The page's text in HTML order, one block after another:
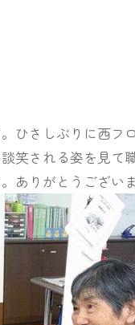
ひさしぶりに西フ
笑される姿を見て
ありがとうござい